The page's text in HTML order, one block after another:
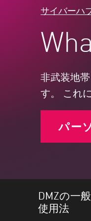
Agentic Network
セキュリティ管理
AIを活用したセ
ワークスペース
メール＆コラボレ
モバイル
エンドポイント
ブラウズ
エクスポージャ
脅威インテリジェ
業界別ソリュー
アドボカシーマ
Proサポート
サイバーハ
非武装地
す。 これ
パー
DMZの一
使用法